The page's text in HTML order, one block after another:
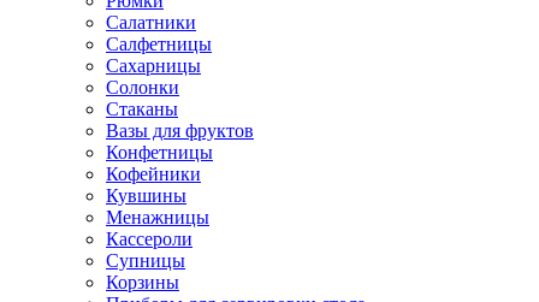
Салатники
Салфетницы
Сахарницы
Солонки
Стаканы
Вазы для фруктов
Конфетницы
Кофейники
Кувшины
Менажницы
Кассероли
Супницы
Корзины